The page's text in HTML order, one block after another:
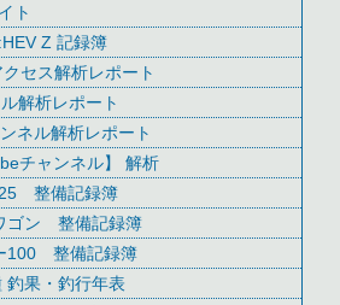
ト
Z 記録簿
セス解析レポート
解析レポート
ネル解析レポート
チャンネル】 解析
整備記録簿
ゴン 整備記録簿
100 整備記録簿
釣果・釣行年表